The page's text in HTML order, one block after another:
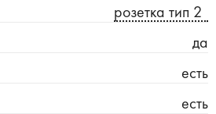
розетка тип 2
да
есть
есть